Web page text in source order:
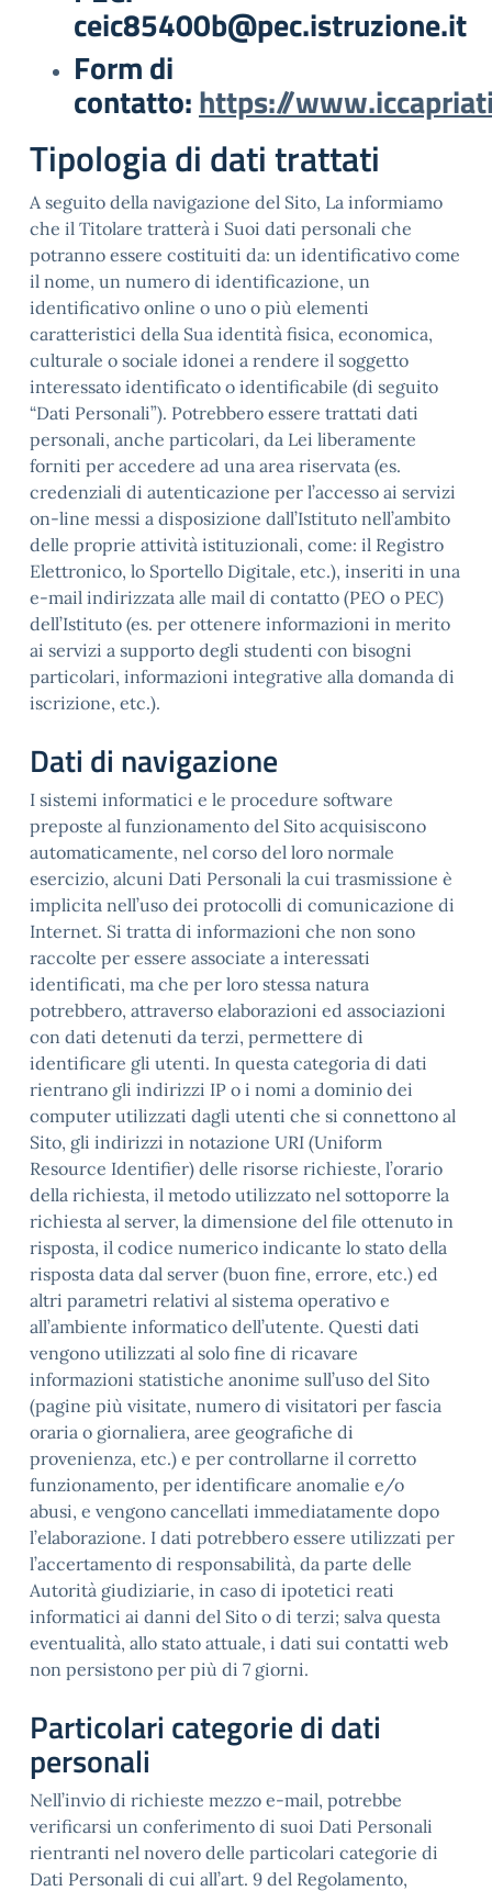
ceic85400b@pec.istruzione.it
Form di
contatto:https://
Tipologia di dati trattati
A seguito della navigazione del Sito, La informiamo
che il Titolare tratterà i Suoi dati personali che
potranno essere costituiti da: un identificativo come
il nome, un numero di identificazione, un
identificativo online o uno o più elementi
caratteristici della Sua identità fisica, economica,
culturale o sociale idonei a rendere il soggetto
interessato identificato o identificabile (di seguito
“Dati Personali”). Potrebbero essere trattati dati
personali, anche particolari, da Lei liberamente
forniti per accedere ad una area riservata (es.
credenziali di autenticazione per l’accesso ai servizi
on-line messi a disposizione dall’Istituto nell’ambito
delle proprie attività istituzionali, come: il Registro
Elettronico, lo Sportello Digitale, etc.), inseriti in una
e-mail indirizzata alle mail di contatto (PEO o PEC)
dell’Istituto (es. per ottenere informazioni in merito
ai servizi a supporto degli studenti con bisogni
particolari, informazioni integrative alla domanda di
iscrizione, etc.).
Dati di navigazione
I sistemi informatici e le procedure software
preposte al funzionamento del Sito acquisiscono
automaticamente, nel corso del loro normale
esercizio, alcuni Dati Personali la cui trasmissione è
implicita nell’uso dei protocolli di comunicazione di
Internet. Si tratta di informazioni che non sono
raccolte per essere associate a interessati
identificati, ma che per loro stessa natura
potrebbero, attraverso elaborazioni ed associazioni
con dati detenuti da terzi, permettere di
identificare gli utenti. In questa categoria di dati
rientrano gli indirizzi IP o i nomi a dominio dei
computer utilizzati dagli utenti che si connettono al
Sito, gli indirizzi in notazione URI (Uniform
Resource Identifier) delle risorse richieste, l’orario
della richiesta, il metodo utilizzato nel sottoporre la
richiesta al server, la dimensione del file ottenuto in
risposta, il codice numerico indicante lo stato della
risposta data dal server (buon fine, errore, etc.) ed
altri parametri relativi al sistema operativo e
all’ambiente informatico dell’utente. Questi dati
vengono utilizzati al solo fine di ricavare
informazioni statistiche anonime sull’uso del Sito
(pagine più visitate, numero di visitatori per fascia
oraria o giornaliera, aree geografiche di
provenienza, etc.) e per controllarne il corretto
funzionamento, per identificare anomalie e/o
abusi, e vengono cancellati immediatamente dopo
l’elaborazione. I dati potrebbero essere utilizzati per
l’accertamento di responsabilità, da parte delle
Autorità giudiziarie, in caso di ipotetici reati
informatici ai danni del Sito o di terzi; salva questa
eventualità, allo stato attuale, i dati sui contatti web
non persistono per più di 7 giorni.
Particolari categorie di dati
personali
Nell’invio di richieste mezzo e-mail, potrebbe
verificarsi un conferimento di suoi Dati Personali
rientranti nel novero delle particolari categorie di
Dati Personali di cui all’art. 9 del Regolamento,